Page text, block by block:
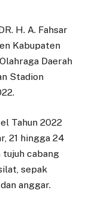
H. A. Fahsar
Kabupaten
Daerah
Stadion
Tahun 2022
21 hingga 24
tujuh cabang
sepak
anggar.